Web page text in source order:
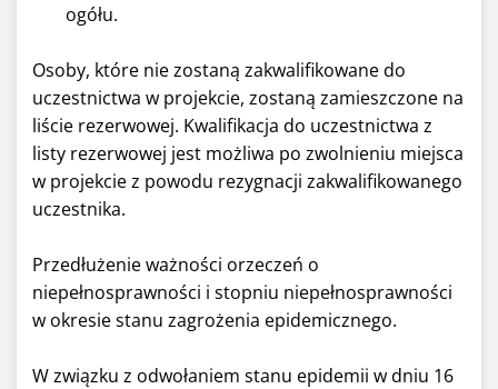
ogółu.
Osoby, które nie zostaną zakwalifikowane do
uczestnictwa w projekcie, zostaną zamieszczone na
liście rezerwowej. Kwalifikacja do uczestnictwa z
listy rezerwowej jest możliwa po zwolnieniu miejsca
w projekcie z powodu rezygnacji zakwalifikowanego
uczestnika.
Przedłużenie ważności orzeczeń o
niepełnosprawności i stopniu niepełnosprawności
w okresie stanu zagrożenia epidemicznego.
W związku z odwołaniem stanu epidemii w dniu 16